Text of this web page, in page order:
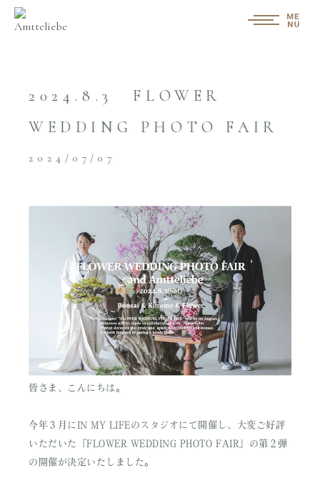
2024.8.3 FLOWER
WEDDING PHOTO FAIR
2024/07/07
皆さま、こんにちは。
今年３月にIN MY LIFEのスタジオにて開催し、大変ご好評
いただいた『FLOWER WEDDING PHOTO FAIR』の第２弾
の開催が決定いたしました。